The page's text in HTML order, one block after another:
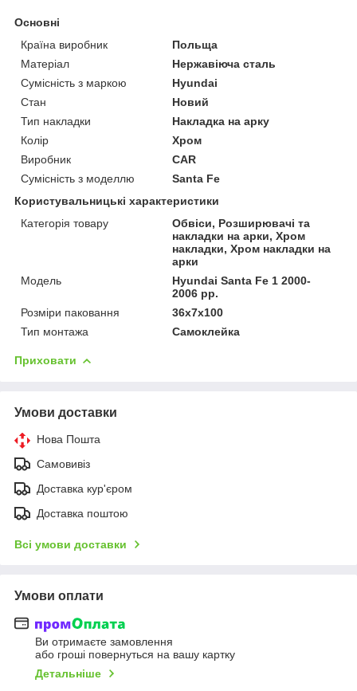
Основні
Країна виробник
Польща
Матеріал
Нержавіюча сталь
Сумісність з маркою
Hyundai
Стан
Новий
Тип накладки
Накладка на арку
Колір
Хром
Виробник
CAR
Сумісність з моделлю
Santa Fe
Користувальницькі характеристики
Категорія товару
Обвіси, Розширювачі та
накладки на арки, Хром
накладки, Хром накладки на
арки
Мoдель
Hyundai Santa Fe 1 2000-
2006 рр.
Розміри паковання
36x7x100
Тип монтажа
Самоклейка
Приховати
Умови доставки
Нова Пошта
Самовивіз
Доставка кур'єром
Доставка поштою
Всі умови доставки
Умови оплати
Ви отримаєте замовлення
або гроші повернуться на вашу картку
Детальніше